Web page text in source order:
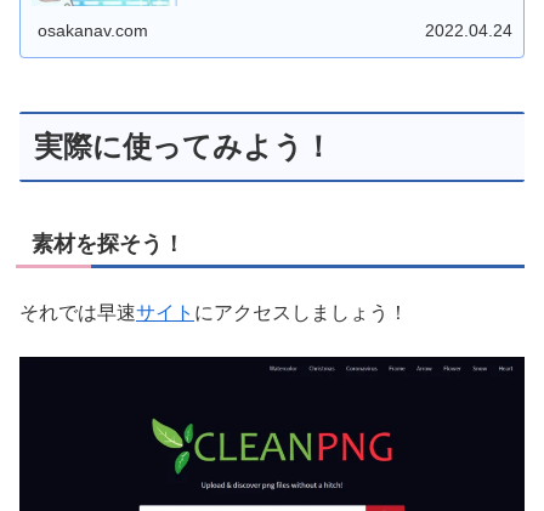
osakanav.com 2022.04.24
実際に使ってみよう！
素材を探そう！
それでは早速サイト にアクセスしましょう！